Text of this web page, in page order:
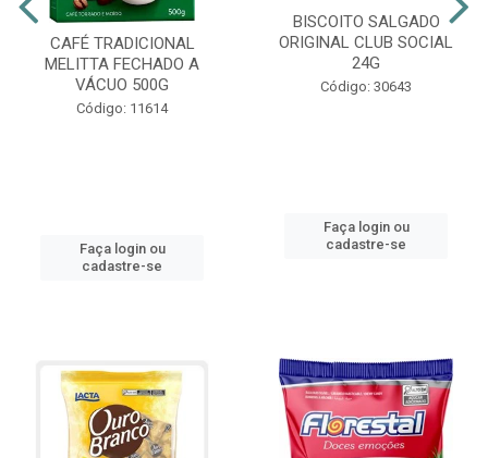
CAFÉ TRADICIONAL
MELITTA FECHADO A
VÁCUO 500G
Código: 11614
Faça login ou
cadastre-se
BISCOITO SALGADO
ORIGINAL CLUB SOCIAL
24G
Código: 30643
Faça login ou
cadastre-se